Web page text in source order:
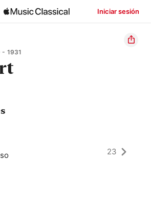
Iniciar sesión
- 1931
23